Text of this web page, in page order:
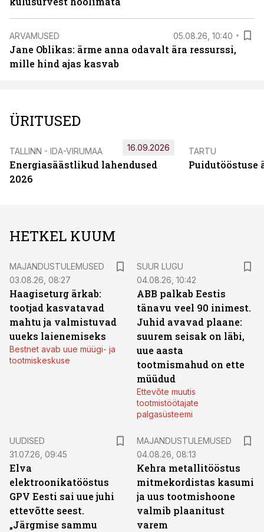
ARVAMUSED 05.08.26, 10:40
Jane Oblikas: ärme anna odavalt ära ressurssi,
mille hind ajas kasvab
ÜRITUSED
TALLINN - IDA-VIRUMAA
Energiasäästlikud lahendused
2026
16.09.2026 TARTU
Puidutööstuse
HETKEL KUUM
MAJANDUSTULEMUSED
03.08.26, 08:27
Haagiseturg ärkab:
tootjad kasvatavad
mahtu ja valmistuvad
uueks laienemiseks
Bestnet avab uue müügi- ja
tootmiskeskuse
SUUR LUGU
04.08.26, 10:42
ABB palkab Eestis
tänavu veel 90 inimest.
Juhid avavad plaane:
suurem seisak on läbi,
uue aasta
tootmismahud on ette
müüdud
Ettevõte muutis
tootmistöötajate
palgasüsteemi
UUDISED
31.07.26, 09:45
Elva
elektroonikatööstus
GPV Eesti sai uue juhi
ettevõtte seest.
„Järgmise sammu
MAJANDUSTULEMUSED
04.08.26, 08:13
Kehra metallitööstus
mitmekordistas kasumi
ja uus tootmishoone
valmib plaanitust
varem